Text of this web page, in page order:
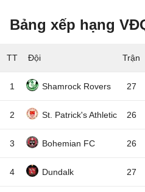
Bảng xếp hạng
TT Đội
1 Shamrock Rovers 27
2 St. Patrick's Athletic 26
3 Bohemian FC 26
4 Dundalk 27